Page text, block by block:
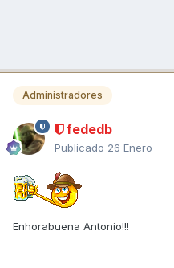
Administradores
fededb
Publicado 26 Enero
Enhorabuena Antonio!!!